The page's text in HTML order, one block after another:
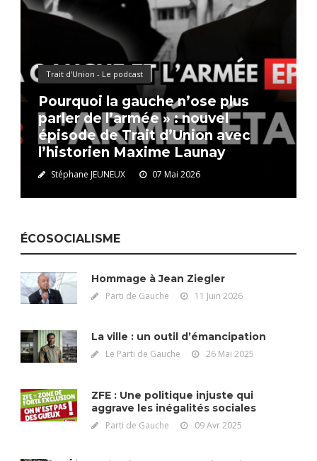
Trait d'Union - Le podcast
Pourquoi la gauche n’ose plus
parler de l’armée » : nouvel
épisode de Trait d’Union avec
l’historien Maxime Launay
Stéphane JEUNEUX 07 Mai 2026
ÉCOSOCIALISME
Hommage à Jean Ziegler
Parti de Gauche 11 Juin 2026
La ville : un outil d’émancipation
Le Parti de Gauche 26 Mai 2025
ZFE : Une politique injuste qui
aggrave les inégalités sociales
Parti de Gauche 09 Avr 2025